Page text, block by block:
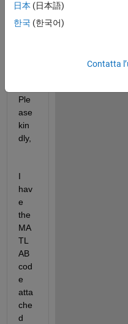
gen
tle
Ple
ase
kin
dly,
I
hav
e
the
MA
TL
AB
cod
e
atta
che
d
日本 (日本語)
한국 (한국어)
Contatta